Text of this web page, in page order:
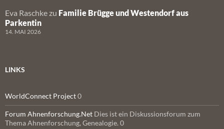
Eva Raschke zu Familie Brügge und Westendorf aus
Parkentin
14. MAI 2026
LINKS
WorldConnect Project0
Forum Ahnenforschung.Net Dies ist ein Diskussionsforum zum
Thema Ahnenforschung, Genealogie. 0